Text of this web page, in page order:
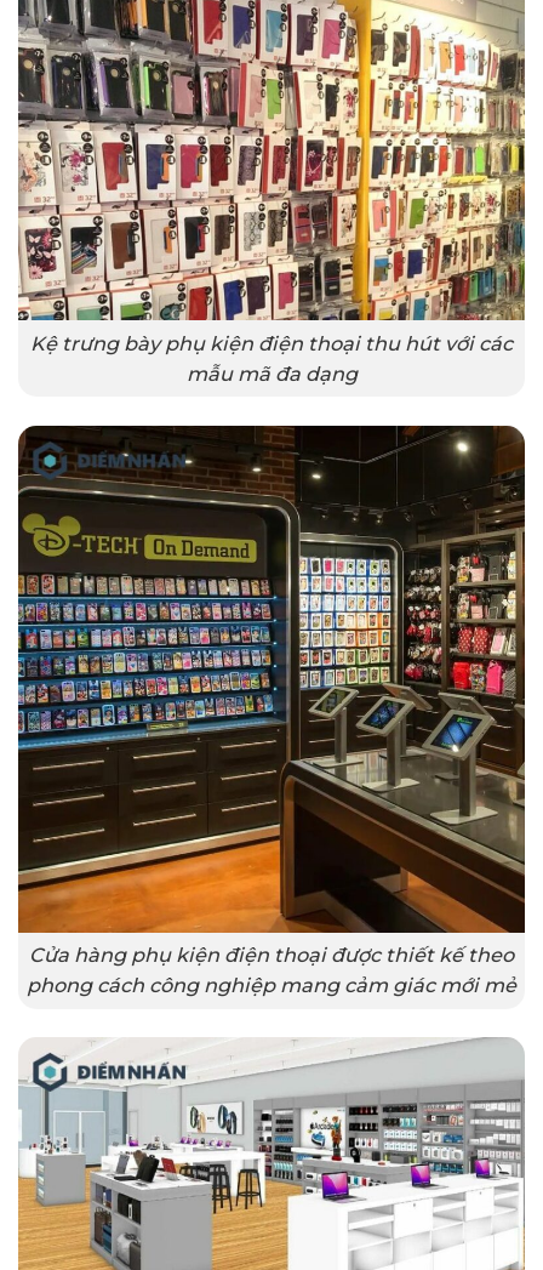
Kệ trưng bày phụ kiện điện thoại thu hút với các
mẫu mã đa dạng
Cửa hàng phụ kiện điện thoại được thiết kế theo
phong cách công nghiệp mang cảm giác mới mẻ